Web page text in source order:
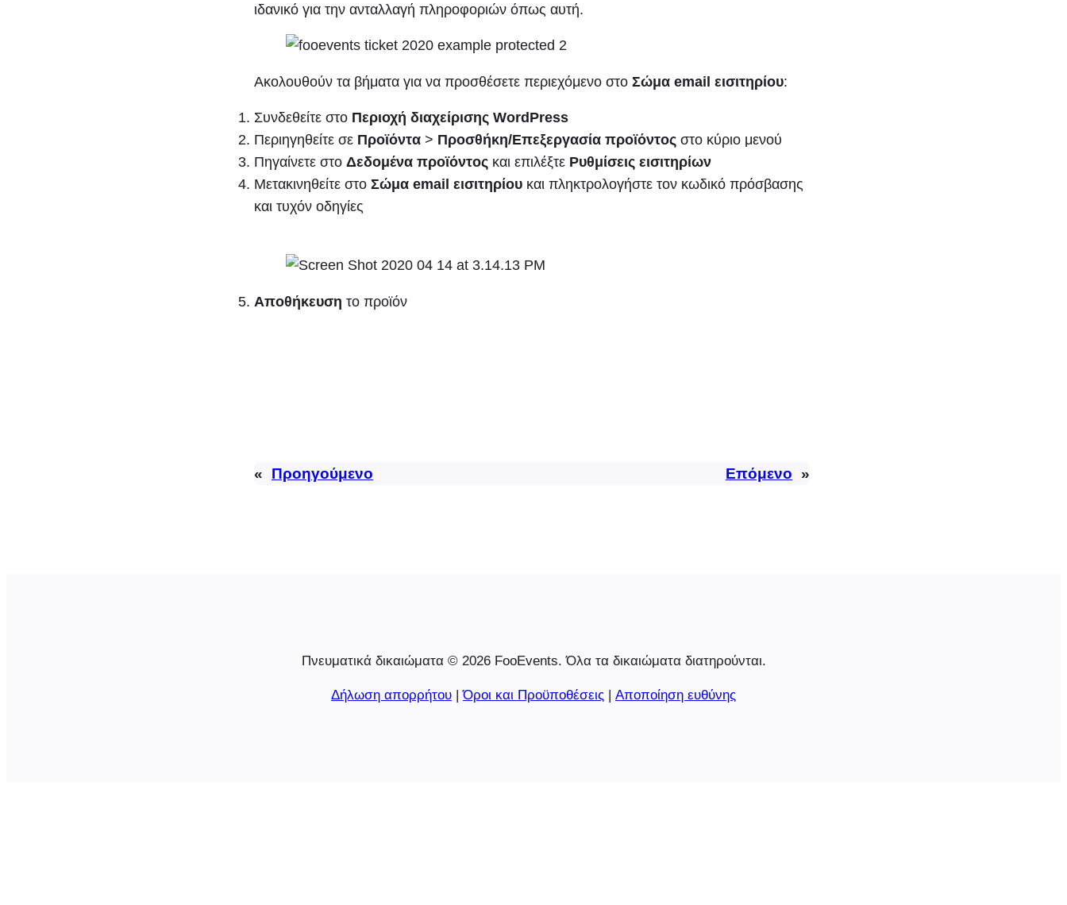
ιδανικό για την ανταλλαγή πληροφοριών όπως αυτή.
Ακολουθούν τα βήματα για να προσθέσετε περιεχόμενο στο Σώμα email εισιτηρίου:
Συνδεθείτε στο Περιοχή διαχείρισης WordPress
Περιηγηθείτε σε Προϊόντα > Προσθήκη/Επεξεργασία προϊόντος στο κύριο μενού
Πηγαίνετε στο Δεδομένα προϊόντος και επιλέξτε Ρυθμίσεις εισιτηρίων
Μετακινηθείτε στο Σώμα email εισιτηρίου και πληκτρολογήστε τον κωδικό πρόσβασης
και τυχόν οδηγίες
Αποθήκευση το προϊόν
« Προηγούμενο Επόμενο »
Πνευματικά δικαιώματα © 2026 FooEvents. Όλα τα δικαιώματα διατηρούνται.
Δήλωση απορρήτου |Όροι και Προϋποθέσεις | Αποποίηση ευθύνης